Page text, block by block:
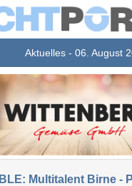
Aktuelles - 06. August
BLE: Multitalent Birne -